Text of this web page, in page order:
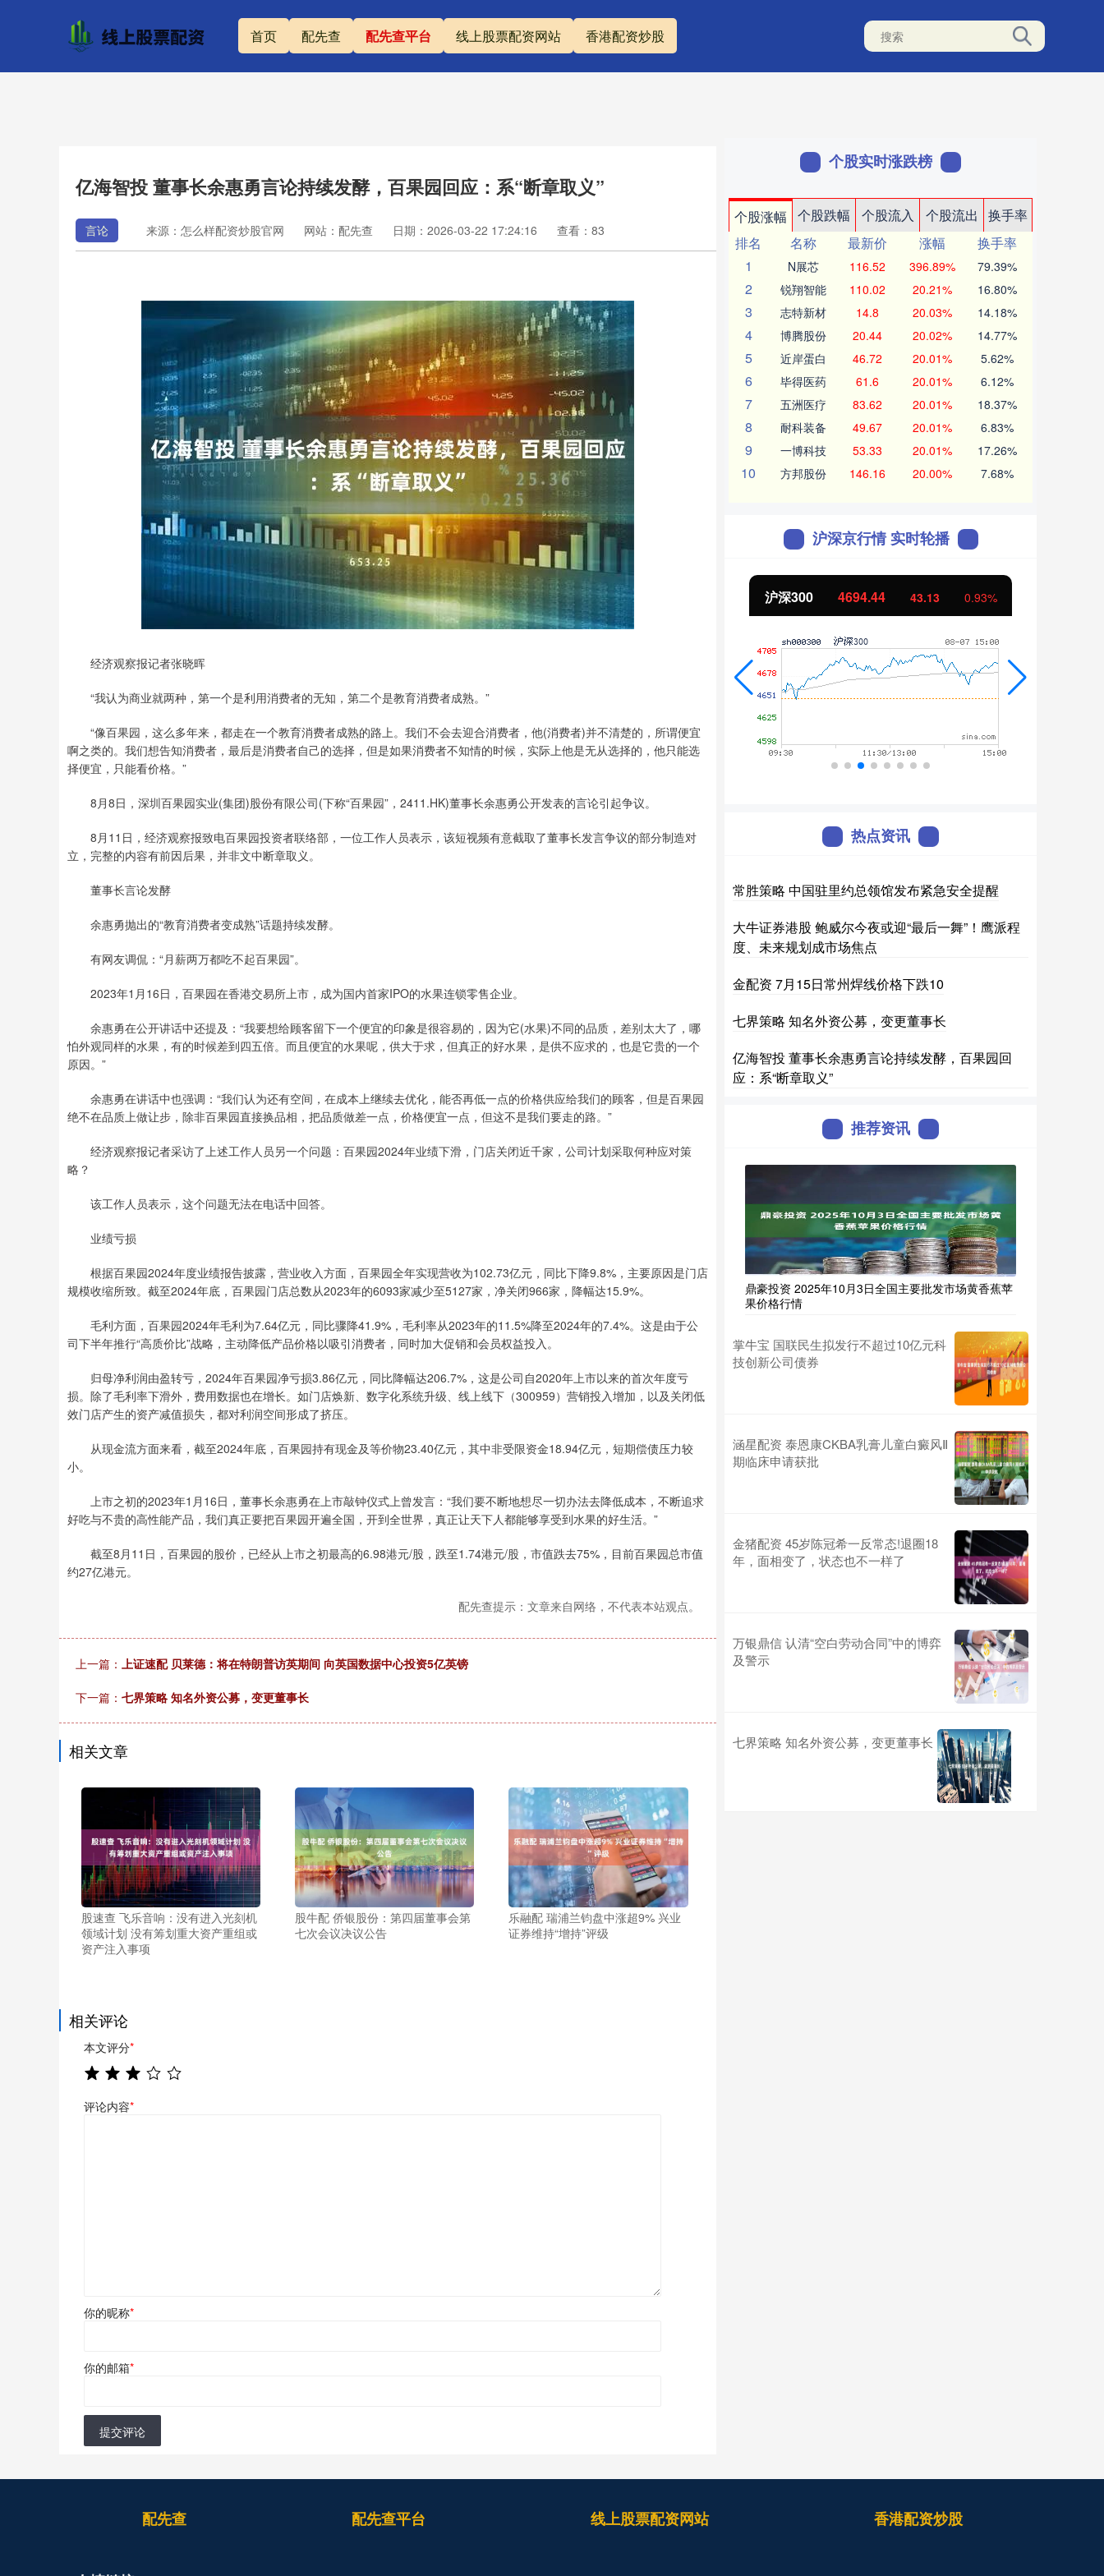
首页 配先查 配先查平台 线上股票配资网站 香港配资炒股
亿海智投 董事长余惠勇言论持续发酵，百果园回应：系“断章取义”
言论 来源：怎么样配资炒股官网 网站：配先查 日期：2026-03-22 17:24:16 查看：83
经济观察报记者张晓晖
“我认为商业就两种，第一个是利用消费者的无知，第二个是教育消费者成熟。”
“像百果园，这么多年来，都走在一个教育消费者成熟的路上。我们不会去迎合消费者，他(消费者)并不清楚的，所谓便宜
啊之类的。我们想告知消费者，最后是消费者自己的选择，但是如果消费者不知情的时候，实际上他是无从选择的，他只能选
择便宜，只能看价格。”
8月8日，深圳百果园实业(集团)股份有限公司(下称“百果园”，2411.HK)董事长余惠勇公开发表的言论引起争议。
8月11日，经济观察报致电百果园投资者联络部，一位工作人员表示，该短视频有意截取了董事长发言争议的部分制造对
立，完整的内容有前因后果，并非文中断章取义。
董事长言论发酵
余惠勇抛出的“教育消费者变成熟”话题持续发酵。
有网友调侃：“月薪两万都吃不起百果园”。
2023年1月16日，百果园在香港交易所上市，成为国内首家IPO的水果连锁零售企业。
余惠勇在公开讲话中还提及：“我要想给顾客留下一个便宜的印象是很容易的，因为它(水果)不同的品质，差别太大了，哪
怕外观同样的水果，有的时候差到四五倍。而且便宜的水果呢，供大于求，但真正的好水果，是供不应求的，也是它贵的一个
原因。”
余惠勇在讲话中也强调：“我们认为还有空间，在成本上继续去优化，能否再低一点的价格供应给我们的顾客，但是百果园
绝不在品质上做让步，除非百果园直接换品相，把品质做差一点，价格便宜一点，但这不是我们要走的路。”
经济观察报记者采访了上述工作人员另一个问题：百果园2024年业绩下滑，门店关闭近千家，公司计划采取何种应对策
略？
该工作人员表示，这个问题无法在电话中回答。
业绩亏损
根据百果园2024年度业绩报告披露，营业收入方面，百果园全年实现营收为102.73亿元，同比下降9.8%，主要原因是门店
规模收缩所致。截至2024年底，百果园门店总数从2023年的6093家减少至5127家，净关闭966家，降幅达15.9%。
毛利方面，百果园2024年毛利为7.64亿元，同比骤降41.9%，毛利率从2023年的11.5%降至2024年的7.4%。这是由于公
司下半年推行“高质价比”战略，主动降低产品价格以吸引消费者，同时加大促销和会员权益投入。
归母净利润由盈转亏，2024年百果园净亏损3.86亿元，同比降幅达206.7%，这是公司自2020年上市以来的首次年度亏
损。除了毛利率下滑外，费用数据也在增长。如门店焕新、数字化系统升级、线上线下（300959）营销投入增加，以及关闭低
效门店产生的资产减值损失，都对利润空间形成了挤压。
从现金流方面来看，截至2024年底，百果园持有现金及等价物23.40亿元，其中非受限资金18.94亿元，短期偿债压力较
小。
上市之初的2023年1月16日，董事长余惠勇在上市敲钟仪式上曾发言：“我们要不断地想尽一切办法去降低成本，不断追求
好吃与不贵的高性能产品，我们真正要把百果园开遍全国，开到全世界，真正让天下人都能够享受到水果的好生活。”
截至8月11日，百果园的股价，已经从上市之初最高的6.98港元/股，跌至1.74港元/股，市值跌去75%，目前百果园总市值
约27亿港元。
配先查提示：文章来自网络，不代表本站观点。
上一篇： 上证速配 贝莱德：将在特朗普访英期间 向英国数据中心投资5亿英镑
下一篇： 七界策略 知名外资公募，变更董事长
相关文章
股速查 飞乐音响：没有进入光刻机
领域计划 没有筹划重大资产重组或
资产注入事项
股牛配 侨银股份：第四届董事会第
七次会议决议公告
乐融配 瑞浦兰钧盘中涨超9% 兴业
证券维持“增持”评级
相关评论
本文评分*
评论内容*
你的昵称*
你的邮箱*
提交评论
个股实时涨跌榜
个股涨幅 个股跌幅 个股流入 个股流出
换手率
排名
名称 最新价 涨幅
换手率
1
N展芯 116.52 396.89% 79.39%
2 锐翔智能 110.02 20.21% 16.80%
3 志特新材 14.8 20.03% 14.18%
4 博腾股份 20.44 20.02% 14.77%
5 近岸蛋白 46.72 20.01% 5.62%
6 毕得医药 61.6 20.01% 6.12%
7 五洲医疗 83.62 20.01% 18.37%
8 耐科装备 49.67 20.01% 6.83%
9 一博科技 53.33 20.01% 17.26%
10 方邦股份 146.16 20.00% 7.68%
沪深京行情 实时轮播
深证成指 14311.01 1.42% 沪深300 4694.44 43.13 北证50 1134.24 11.37 1.01%
热点资讯
常胜策略 中国驻里约总领馆发布紧急安全提醒
大牛证券港股 鲍威尔今夜或迎“最后一舞”！鹰派程
度、未来规划成市场焦点
金配资 7月15日常州焊线价格下跌10
七界策略 知名外资公募，变更董事长
亿海智投 董事长余惠勇言论持续发酵，百果园回
应：系“断章取义”
推荐资讯
鼎豪投资 2025年10月3日全国主要批发市场黄香蕉苹
果价格行情
掌牛宝 国联民生拟发行不超过10亿元科
技创新公司债券
涵星配资 泰恩康CKBA乳膏儿童白癜风Ⅱ
期临床申请获批
金猪配资 45岁陈冠希一反常态!退圈18
年，面相变了，状态也不一样了
万银鼎信 认清“空白劳动合同”中的博弈
及警示
七界策略 知名外资公募，变更董事长
配先查 配先查平台 线上股票配资网站 香港配资炒股